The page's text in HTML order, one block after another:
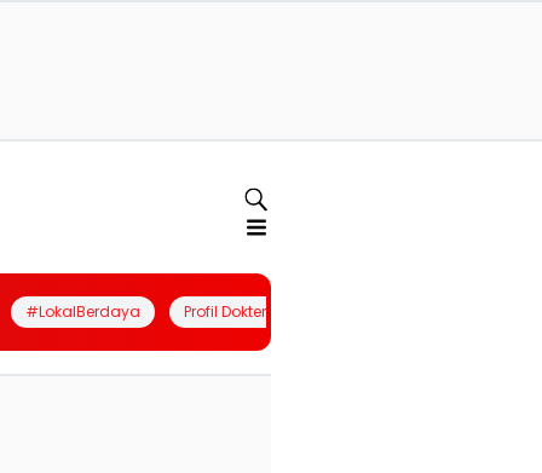
#LokalBerdaya Profil Dokter